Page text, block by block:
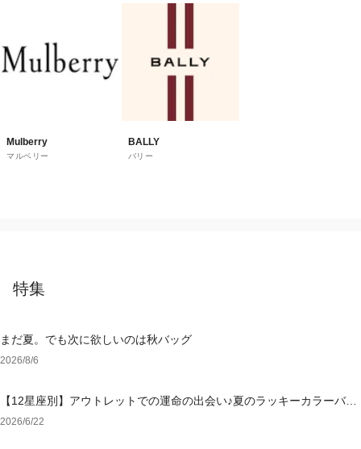
Mulberry
マルベリー
BALLY
バリー
特集
まだ夏。でも次に欲しいのは秋バッグ
2026/8/6
【12星座別】アウトレットでの運命の出会い♪夏のラッキーカラーバッ
グ＆小物
2026/6/22